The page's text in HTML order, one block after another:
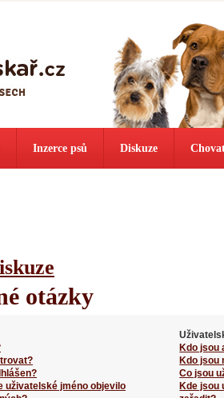
Inzerce psů Diskuze
otázky
uživatelské jméno objevilo
Kdo jsou
Kdo jsou
Co jsou
Kde jsou